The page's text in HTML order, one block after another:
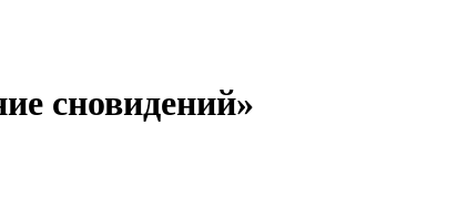
сновидений»